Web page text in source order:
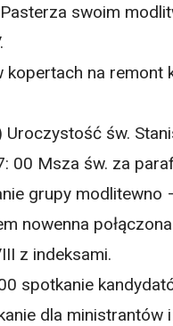
swoim
kopertach na remont
Uroczystość św.
00 Msza św. za
grupy modlitewno
nowenna
z indeksami.
spotkanie
dla ministrantów